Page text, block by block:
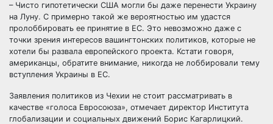
– Чисто гипотетически США могли бы даже перенести Украину
на Луну. С примерно такой же вероятностью им удастся
пролоббировать ее принятие в ЕС. Это невозможно даже с
точки зрения интересов вашингтонских политиков, которые не
хотели бы развала европейского проекта. Кстати говоря,
американцы, обратите внимание, никогда не лоббировали тему
вступления Украины в ЕС.
Заявления политиков из Чехии не стоит рассматривать в
качестве «голоса Евросоюза», отмечает директор Института
глобализации и социальных движений Борис Кагарлицкий.